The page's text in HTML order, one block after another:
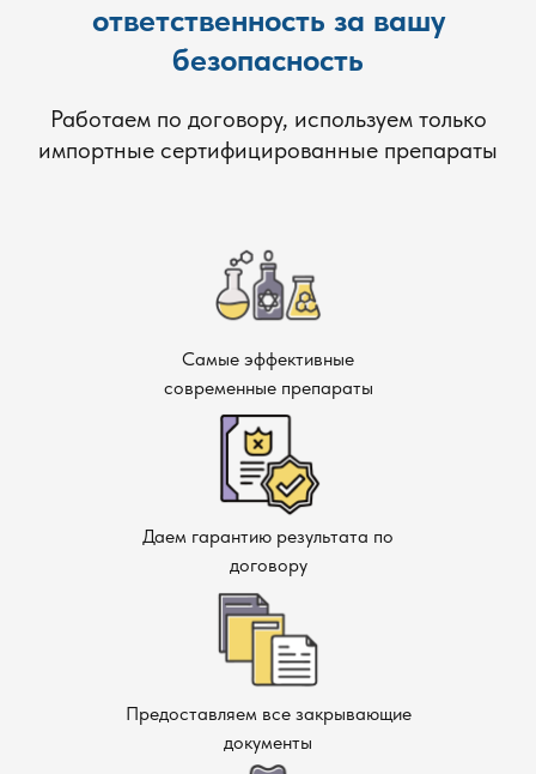
ответственность за вашу
безопасность
Работаем по договору, используем только
импортные сертифицированные препараты
Самые эффективные
современные препараты
Даем гарантию результата по
договору
Предоставляем все закрывающие
документы